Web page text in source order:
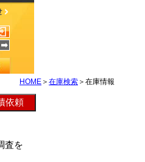
HOME ＞ 在庫検索 ＞在庫情報
査を